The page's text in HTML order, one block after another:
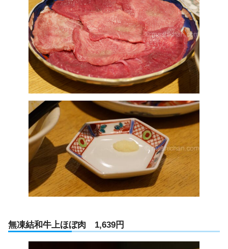
無凍結和牛上ほぼ肉 1,639円